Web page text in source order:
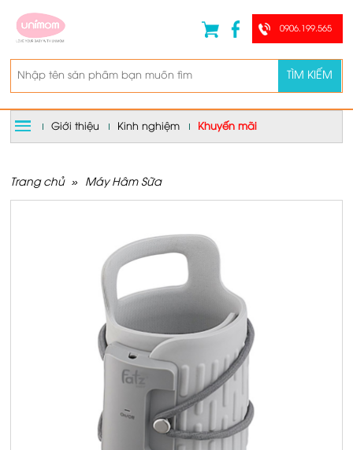
TÌM KIẾM
0906.199.565
Giới thiệu Kinh nghiệm Khuyến mãi
Trang chủ » Máy Hâm Sữa